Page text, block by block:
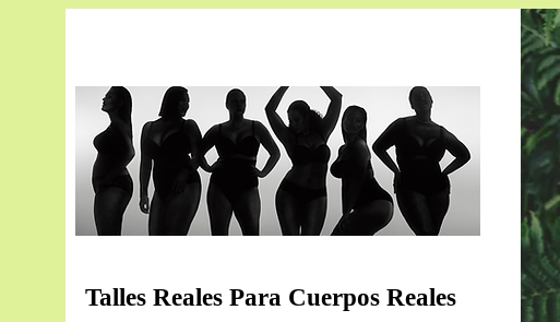
Talles Reales Para Cuerpos Reales